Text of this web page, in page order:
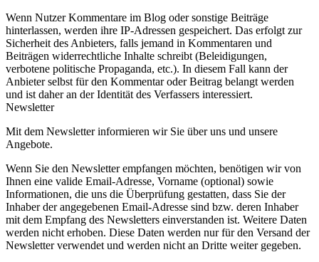
Wenn Nutzer Kommentare im Blog oder sonstige Beiträge
hinterlassen, werden ihre IP-Adressen gespeichert. Das erfolgt zur
Sicherheit des Anbieters, falls jemand in Kommentaren und
Beiträgen widerrechtliche Inhalte schreibt (Beleidigungen,
verbotene politische Propaganda, etc.). In diesem Fall kann der
Anbieter selbst für den Kommentar oder Beitrag belangt werden
und ist daher an der Identität des Verfassers interessiert.
Newsletter
Mit dem Newsletter informieren wir Sie über uns und unsere
Angebote.
Wenn Sie den Newsletter empfangen möchten, benötigen wir von
Ihnen eine valide Email-Adresse, Vorname (optional) sowie
Informationen, die uns die Überprüfung gestatten, dass Sie der
Inhaber der angegebenen Email-Adresse sind bzw. deren Inhaber
mit dem Empfang des Newsletters einverstanden ist. Weitere Daten
werden nicht erhoben. Diese Daten werden nur für den Versand der
Newsletter verwendet und werden nicht an Dritte weiter gegeben.